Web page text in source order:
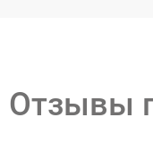
Отзывы